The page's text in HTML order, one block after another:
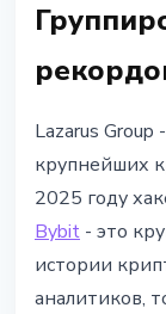
Lazarus
крупнейших
2025 году
Bybit - это
истории
аналитиков,